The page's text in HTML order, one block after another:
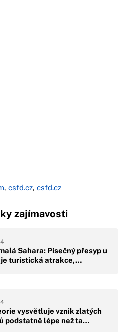
, csfd.cz, csfd.cz
zajímavosti
Sahara: Písečný přesyp u
turistická atrakce,…
vysvětluje vznik zlatých
podstatně lépe než ta…